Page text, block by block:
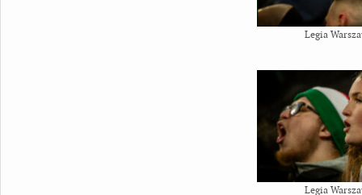
Legia
Legia